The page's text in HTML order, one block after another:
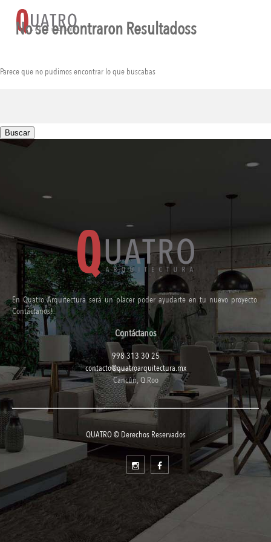
No se encontraron Resultadoss
Parece que no pudimos encontrar lo que buscabas
En Quatro Arquitectura será un placer poder ayudarte en tu nuevo proyecto.
Contáctanos!
Contáctanos
998 313 30 25
contacto@quatroarquitectura.mx
Cancún, Q.Roo
QUATRO © Derechos Reservados